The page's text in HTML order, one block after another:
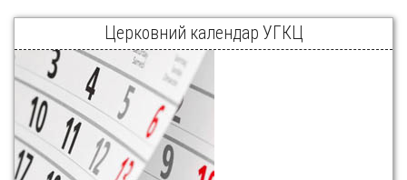
Церковний календар УГКЦ